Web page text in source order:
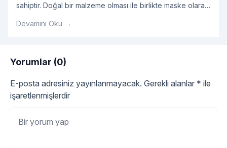
sahiptir. Doğal bir malzeme olması ile birlikte maske olarak
Devamını Oku →
Yorumlar (0)
E-posta adresiniz yayınlanmayacak. Gerekli alanlar * ile
işaretlenmişlerdir